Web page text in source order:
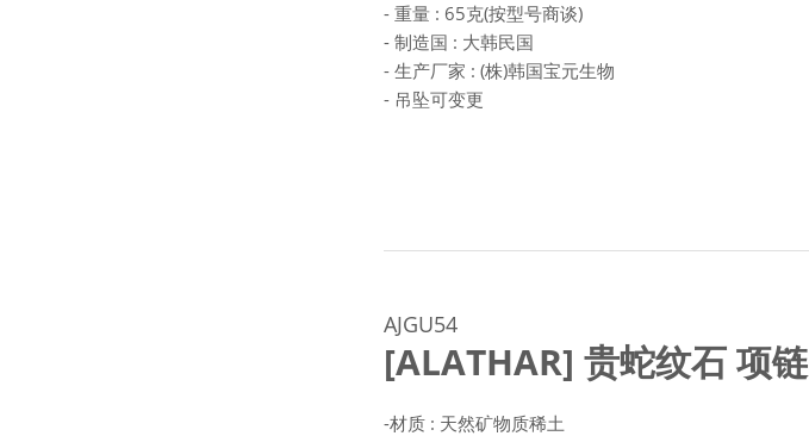
- 重量 : 65克(按型号商谈)
- 制造国 : 大韩民国
- 生产厂家 : (株)韩国宝元生物
- 吊坠可变更
AJGU54
[ALATHAR] 贵蛇纹石 项链
-材质 : 天然矿物质稀土